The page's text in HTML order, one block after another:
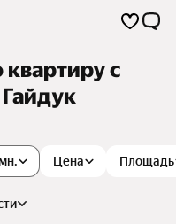
с
Цена Площадь